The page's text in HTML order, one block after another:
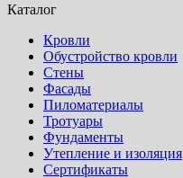
Каталог
Кровли
Обустройство кровли
Стены
Фасады
Пиломатериалы
Тротуары
Фундаменты
Утепление и изоляция
Сертификаты